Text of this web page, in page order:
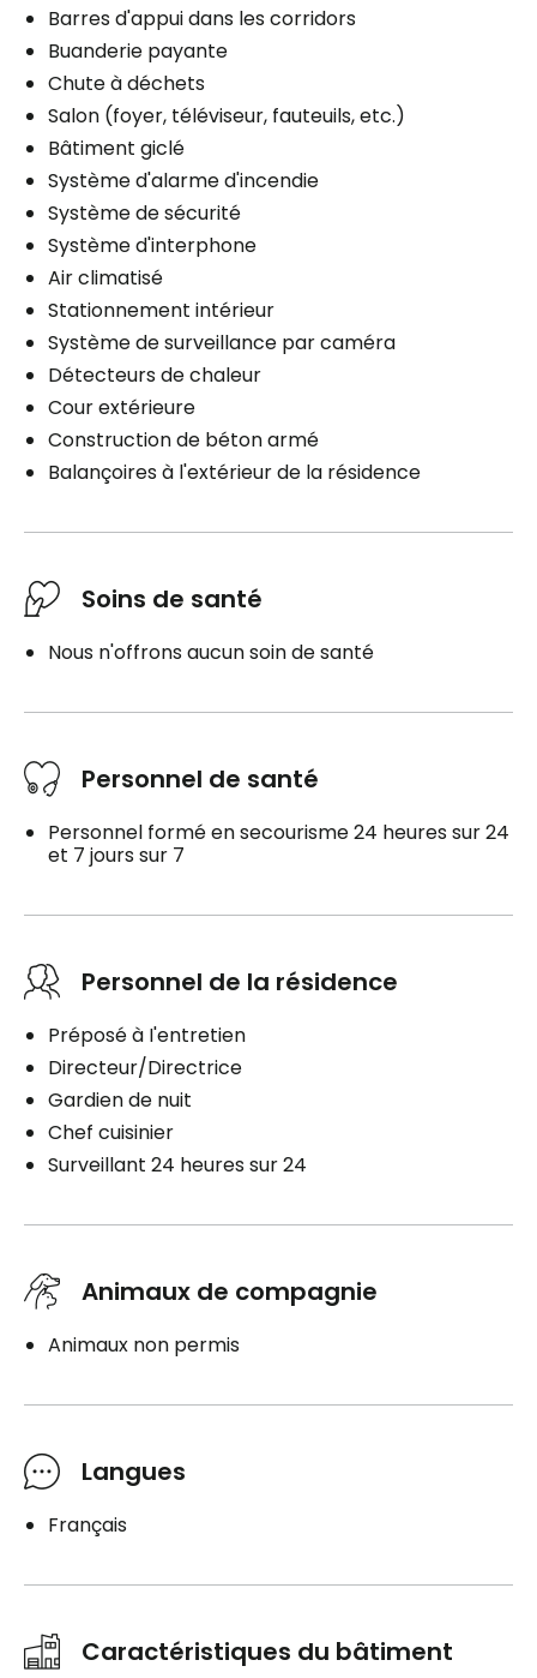
Barres d'appui dans les corridors
Buanderie payante
Chute à déchets
Salon (foyer, téléviseur, fauteuils, etc.)
Bâtiment giclé
Système d'alarme d'incendie
Système de sécurité
Système d'interphone
Air climatisé
Stationnement intérieur
Système de surveillance par caméra
Détecteurs de chaleur
Cour extérieure
Construction de béton armé
Balançoires à l'extérieur de la résidence
Soins de santé
Nous n'offrons aucun soin de santé
Personnel de santé
Personnel formé en secourisme 24 heures sur 24
et 7 jours sur 7
Personnel de la résidence
Préposé à I'entretien
Directeur/Directrice
Gardien de nuit
Chef cuisinier
Surveillant 24 heures sur 24
Animaux de compagnie
Animaux non permis
Langues
Français
Caractéristiques du bâtiment